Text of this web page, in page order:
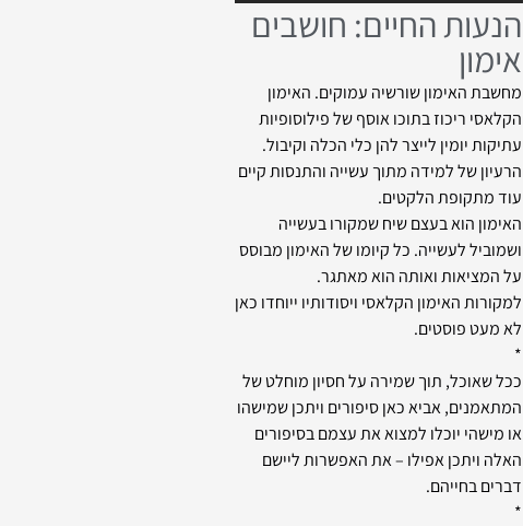
הנעות החיים: חושבים
אימון
מחשבת האימון שורשיה עמוקים. האימון
הקלאסי ריכוז בתוכו אוסף של פילוסופיות
עתיקות יומין לייצר להן כלי הכלה וקיבול.
הרעיון של למידה מתוך עשייה והתנסות קיים
עוד מתקופת הלקטים.
האימון הוא בעצם שיח שמקורו בעשייה
ושמוביל לעשייה. כל קיומו של האימון מבוסס
על המציאות ואותה הוא מאתגר.
למקורות האימון הקלאסי ויסודותיו ייוחדו כאן
לא מעט פוסטים.
*
ככל שאוכל, תוך שמירה על חסיון מוחלט של
המתאמנים, אביא כאן סיפורים ויתכן שמישהו
או מישהי יוכלו למצוא את עצמם בסיפורים
האלה ויתכן אפילו – את האפשרות ליישם
דברים בחייהם.
*